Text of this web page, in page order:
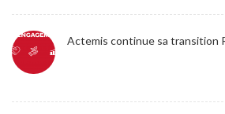
Actemis continue sa transition